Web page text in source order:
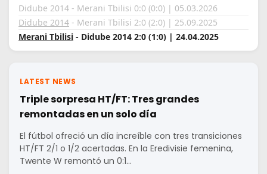
Didube 2014 - Merani Tbilisi 0:0 (0:0) | 05.03.2026
Didube 2014 - Merani Tbilisi 2:0 (2:0) | 25.09.2025
Merani Tbilisi - Didube 2014 2:0 (1:0) | 24.04.2025
LATEST NEWS
Triple sorpresa HT/FT: Tres grandes
remontadas en un solo día
El fútbol ofreció un día increíble con tres transiciones
HT/FT 2/1 o 1/2 acertadas. En la Eredivisie femenina,
Twente W remontó un 0:1…